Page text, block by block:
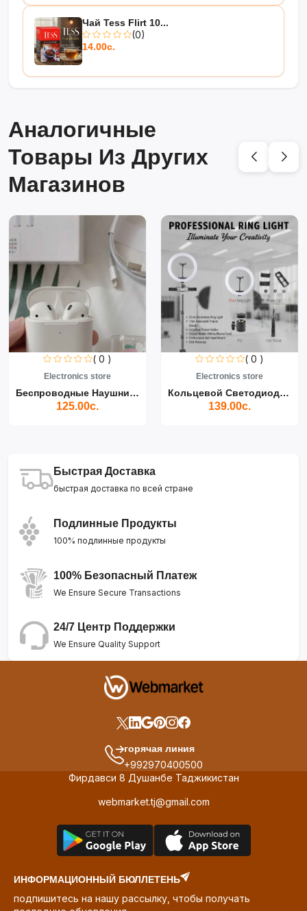
Чай Tess Flirt 10...
(0)
14.00с.
Аналогичные
Товары Из Других
Магазинов
( 0 )
Electronics store
Беспроводные Наушники Air...
125.00с.
( 0 )
Electronics store
Кольцевой Светодиодный Св...
139.00с.
Быстрая Доставка
быстрая доставка по всей стране
Подлинные Продукты
100% подлинные продукты
100% Безопасный Платеж
We Ensure Secure Transactions
24/7 Центр Поддержки
We Ensure Quality Support
горячая линия
+992970400500
Фирдавси 8 Душанбе Таджикистан
webmarket.tj@gmail.com
ИНФОРМАЦИОННЫЙ БЮЛЛЕТЕНЬ
подпишитесь на нашу рассылку, чтобы получать